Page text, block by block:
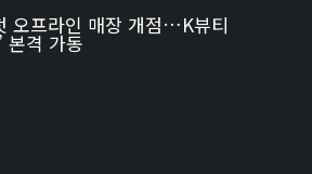
오프라인 매장 개점…K뷰티
본격 가동